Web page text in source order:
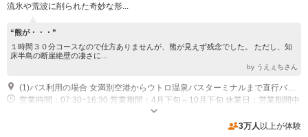
流氷や荒波に削られた奇妙な形...
“熊が・・・”
１時間３０分コースなので仕方ありませんが、熊が見えず残念でした。 ただし、知
床半島の断崖絶壁の凄さに...
by うえぇちさん
(1)バス利用の場合 女満別空港からウトロ温泉バスターミナルまで直行バス（知床エアポートライナー）が運航。所要時間は約120分。 ●運航期間・時刻表のお問合わせ先：網走バス TEL 0152-43-4101/斜里バス TEL 0152-23-3145 レンタカー・車を利用の場合 女満別空港より約120分。レンタカー会社のカウンターは到着ロビーにあります。
営業時間：07:30~16:30 営業期間：4月下旬～10月下旬 休業日：営業期間中
近隣駐車場あり（有料）100台 町営駐車場は有料駐車場につき、お車でお越しのお客様は下記の駐車料金がかかります。 乗用車 （400円)・オートバイ （100円）・マイクロバス（800円）・大型バス（1,000円）
3万人 以上が体験